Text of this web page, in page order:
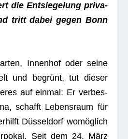
die Ent­sie­ge­lung pri­va­
tritt dabei gegen Bonn
Innen­hof oder seine
und begrünt, tut die­ser
auf ein­mal: Er ver­bes­
schafft Lebens­raum für
Düs­sel­dorf womög­lich
Seit dem 24. März